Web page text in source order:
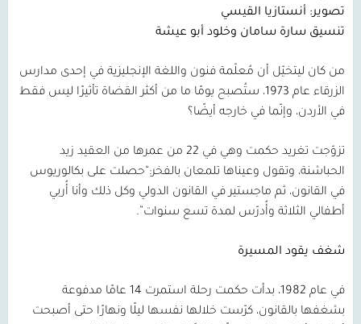
تصوير: أنستازيا القيسي
تنسيق سارة سامان وخلود أبو عيشة
من كان ليتخيّل أن مُعلّمة فنون واللغة الإنجليزية في إحدى مدارس
الزرقاء عام 1973، ستُصبح يومًا ما من أكثر القضاة تأثيرًا ليس فقط
في الأردن، وإنّما في خارجه أيضًا؟
تزوّجت تغريد حكمت وهي في 22 من عمرها من العقيد زيد
الحباشنة، وتقول وعيناها تلمعان بالفخر:“حصلت على بكالوريوس
في القانون، ثم ماجستير في القانون الدولي وكل ذلك وأنا أُربي
أطفالي الثلاثة وأُدرّس لمدة تسع سنوات”.
شغف يقود المسيرة
في عام 1982، بدأت حكمت رحلة استمرت 14 عامًا مدفوعة
بشغفها بالقانون، كرّست خلالها نفسها ليلًا ونهارًا حتى أصبحت